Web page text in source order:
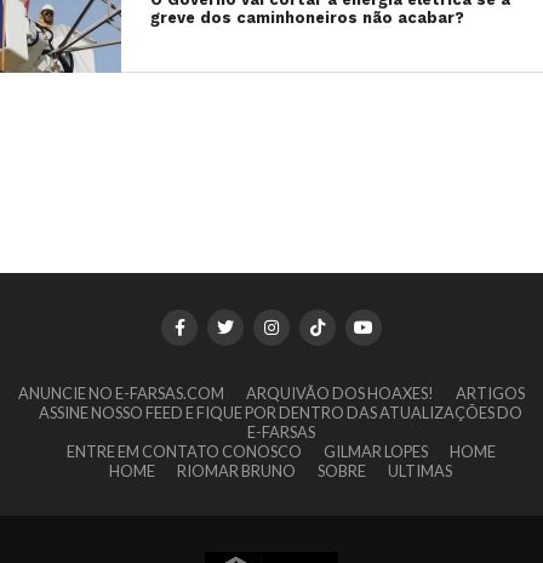
greve dos caminhoneiros não acabar?
ANUNCIE NO E-FARSAS.COM ARQUIVÃO DOS HOAXES!
ARTIGOS
ASSINE NOSSO FEED E FIQUE POR DENTRO DAS ATUALIZAÇÕES DO
E-FARSAS
ENTRE EM CONTATO CONOSCO
GILMAR LOPES
HOME
HOME
RIOMAR BRUNO SOBRE ULTIMAS